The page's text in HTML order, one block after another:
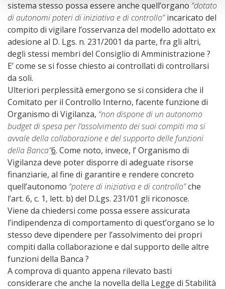
sistema stesso possa essere anche quell’organo “dotato
di autonomi poteri di iniziativa e di controllo”incaricato del
compito di vigilare l’osservanza del modello adottato ex
adesione al D. Lgs. n. 231/2001 da parte, fra gli altri,
degli stessi membri del Consiglio di Amministrazione ?
E’ come se si fosse chiesto ai controllati di controllarsi
da soli.
Ulteriori perplessità emergono se si considera che il
Comitato per il Controllo Interno, facente funzione di
Organismo di Vigilanza, “non dispone di un autonomo
budget di spesa per l’assolvimento dei suoi compiti ma si
avvale della collaborazione e del supporto delle funzioni
della Banca”6. Come noto, invece, l’ Organismo di
Vigilanza deve poter disporre di adeguate risorse
finanziarie, al fine di garantire e rendere concreto
quell’autonomo “potere di iniziativa e di controllo”che
l’art. 6, c. 1, lett. b) del D.Lgs. 231/01 gli riconosce.
Viene da chiedersi come possa essere assicurata
l’indipendenza di comportamento di quest’organo se lo
stesso deve dipendere per l’assolvimento dei propri
compiti dalla collaborazione e dal supporto delle altre
funzioni della Banca ?
A comprova di quanto appena rilevato basti
considerare che anche la novella della Legge di Stabilità